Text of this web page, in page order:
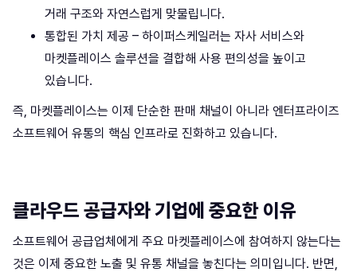
거래 구조와 자연스럽게 맞물립니다.
통합된 가치 제공 – 하이퍼스케일러는 자사 서비스와
마켓플레이스 솔루션을 결합해 사용 편의성을 높이고
있습니다.
즉, 마켓플레이스는 이제 단순한 판매 채널이 아니라 엔터프라이즈
소프트웨어 유통의 핵심 인프라로 진화하고 있습니다.
클라우드 공급자와 기업에 중요한 이유
소프트웨어 공급업체에게 주요 마켓플레이스에 참여하지 않는다는
것은 이제 중요한 노출 및 유통 채널을 놓친다는 의미입니다. 반면,